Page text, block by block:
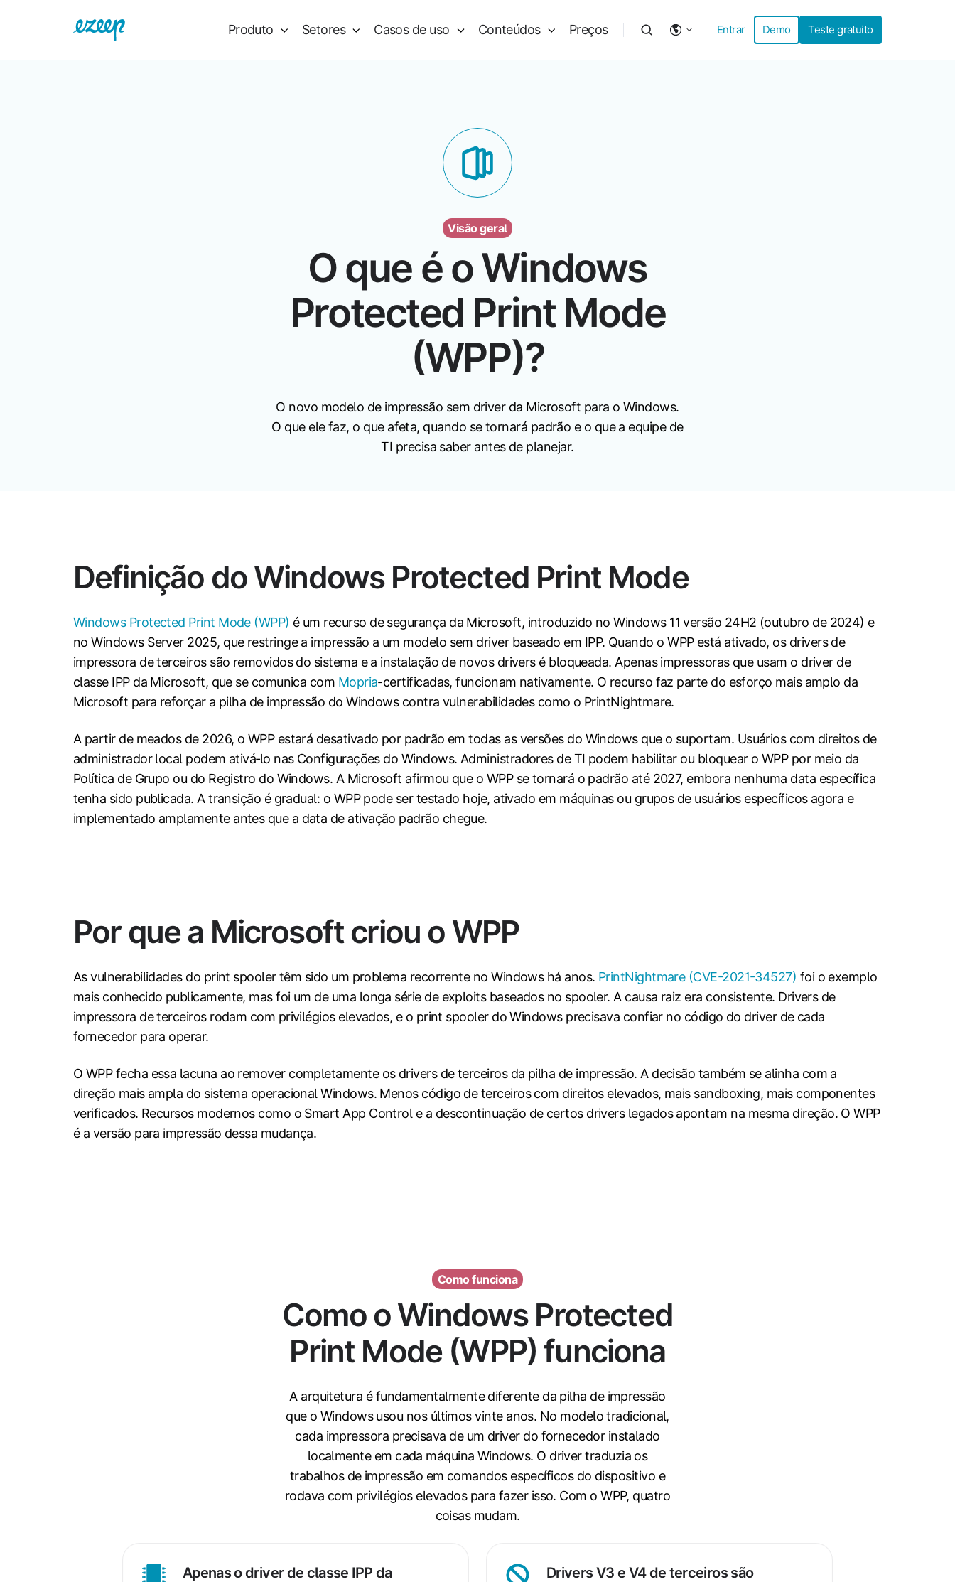
Produto Setores Casos de uso Conteúdos Preços Entrar Demo Teste gratuito
Visão geral
O que é o Windows
Protected Print Mode
(WPP)?
O novo modelo de impressão sem driver da Microsoft para o Windows.
O que ele faz, o que afeta, quando se tornará padrão e o que a equipe de
TI precisa saber antes de planejar.
Definição do Windows Protected Print Mode
Windows Protected Print Mode (WPP) é um recurso de segurança da Microsoft, introduzido no Windows 11 versão 24H2 (outubro de 2024) e
no Windows Server 2025, que restringe a impressão a um modelo sem driver baseado em IPP. Quando o WPP está ativado, os drivers de
impressora de terceiros são removidos do sistema e a instalação de novos drivers é bloqueada. Apenas impressoras que usam o driver de
classe IPP da Microsoft, que se comunica com Mopria-certificadas, funcionam nativamente. O recurso faz parte do esforço mais amplo da
Microsoft para reforçar a pilha de impressão do Windows contra vulnerabilidades como o PrintNightmare.
A partir de meados de 2026, o WPP estará desativado por padrão em todas as versões do Windows que o suportam. Usuários com direitos de
administrador local podem ativá‑lo nas Configurações do Windows. Administradores de TI podem habilitar ou bloquear o WPP por meio da
Política de Grupo ou do Registro do Windows. A Microsoft afirmou que o WPP se tornará o padrão até 2027, embora nenhuma data específica
tenha sido publicada. A transição é gradual: o WPP pode ser testado hoje, ativado em máquinas ou grupos de usuários específicos agora e
implementado amplamente antes que a data de ativação padrão chegue.
Por que a Microsoft criou o WPP
As vulnerabilidades do print spooler têm sido um problema recorrente no Windows há anos. PrintNightmare (CVE-2021-34527) foi o exemplo
mais conhecido publicamente, mas foi um de uma longa série de exploits baseados no spooler. A causa raiz era consistente. Drivers de
impressora de terceiros rodam com privilégios elevados, e o print spooler do Windows precisava confiar no código do driver de cada
fornecedor para operar.
O WPP fecha essa lacuna ao remover completamente os drivers de terceiros da pilha de impressão. A decisão também se alinha com a
direção mais ampla do sistema operacional Windows. Menos código de terceiros com direitos elevados, mais sandboxing, mais componentes
verificados. Recursos modernos como o Smart App Control e a descontinuação de certos drivers legados apontam na mesma direção. O WPP
é a versão para impressão dessa mudança.
Como funciona
Como o Windows Protected
Print Mode (WPP) funciona
A arquitetura é fundamentalmente diferente da pilha de impressão
que o Windows usou nos últimos vinte anos. No modelo tradicional,
cada impressora precisava de um driver do fornecedor instalado
localmente em cada máquina Windows. O driver traduzia os
trabalhos de impressão em comandos específicos do dispositivo e
rodava com privilégios elevados para fazer isso. Com o WPP, quatro
coisas mudam.
Apenas o driver de classe IPP da
Apenas
Drivers V3 e V4 de terceiros são
Drivers